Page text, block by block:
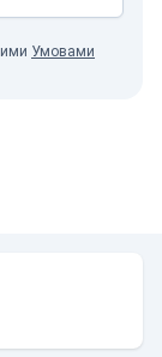
Умовами